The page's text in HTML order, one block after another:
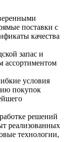
поставки с
качества
запас и
ассортиментом
условия
покупок
решений
реализованных
технологии,